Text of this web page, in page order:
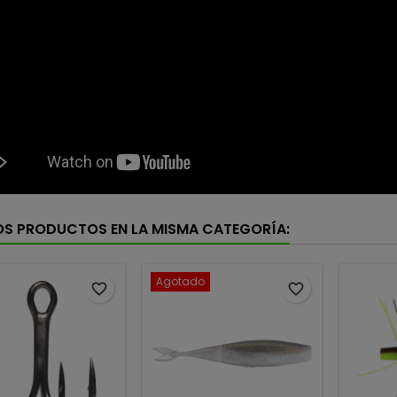
PRODUCTOS EN LA MISMA CATEGORÍA:
favorite_border Agotado favorite_border